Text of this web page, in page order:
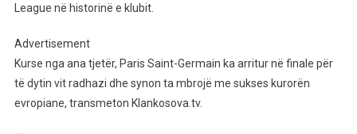
League në historinë e klubit.
Advertisement
Kurse nga ana tjetër, Paris Saint-Germain ka arritur në finale për
të dytin vit radhazi dhe synon ta mbrojë me sukses kurorën
evropiane, transmeton Klankosova.tv.